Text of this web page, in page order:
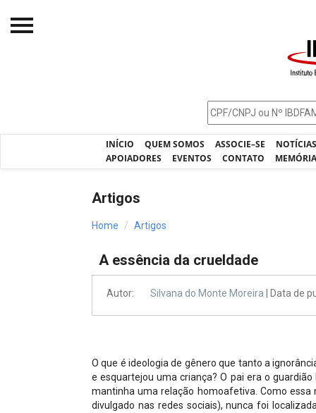
INÍCIO QUEM SOMOS ASSOCIE–SE
APOIADORES
EVENTOS CONTATO
Processos - IBDFAM
Alienação Parental
Artigos
Home Artigos
A essência da crueldade
Autor: Silvana do Monte Moreira | Data de
O que é ideologia de gênero que tanto a
e esquartejou uma criança? O pai era o
mantinha uma relação homoafetiva. Como
divulgado nas redes sociais), nunca foi